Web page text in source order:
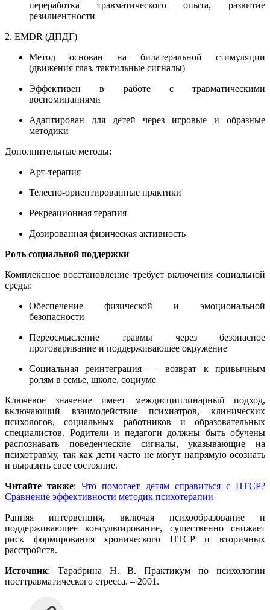
переработка травматического опыта, развитие
резилиентности
2. EMDR (ДПДГ)
Метод основан на билатеральной стимуляции
(движения глаз, тактильные сигналы)
Эффективен в работе с травматическими
воспоминаниями
Адаптирован для детей через игровые и образные
методики
Дополнительные методы:
Арт-терапия
Телесно-ориентированные практики
Рекреационная терапия
Дозированная физическая активность
Роль социальной поддержки
Комплексное восстановление требует включения социальной
среды:
Обеспечение физической и эмоциональной
безопасности
Переосмысление травмы через безопасное
проговаривание и поддерживающее окружение
Социальная реинтеграция — возврат к привычным
ролям в семье, школе, социуме
Ключевое значение имеет междисциплинарный подход,
включающий взаимодействие психиатров, клинических
психологов, социальных работников и образовательных
специалистов. Родители и педагоги должны быть обучены
распознавать поведенческие сигналы, указывающие на
психотравму, так как дети часто не могут напрямую осознать
и выразить свое состояние.
Читайте также:Что помогает детям справиться с ПТСР?
Сравнение эффективности методик психотерапии
Ранняя интервенция, включая психообразование и
поддерживающее консультирование, существенно снижает
риск формирования хронического ПТСР и вторичных
расстройств.
Источник: Тарабрина Н. В. Практикум по психологии
посттравматического стресса. – 2001.